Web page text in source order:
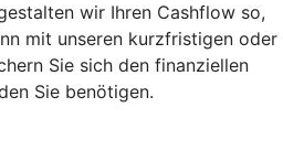
wir Ihren Cashflow so,
mit unseren kurzfristigen oder
Sie sich den finanziellen
Sie benötigen.